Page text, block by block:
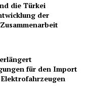
die Türkei
der
für den Import